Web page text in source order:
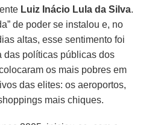
Luiz Inácio Lula da Silva.
de poder se instalou e, no
altas, esse sentimento foi
das políticas públicas dos
os mais pobres em
das elites: os aeroportos,
mais chiques.